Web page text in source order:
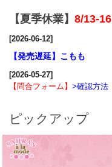
【夏季休業】 8/13-16
[2026-06-12]
【発売遅延】こもも
[2026-05-27]
【問合フォーム】 >確認方法
ピックアップ